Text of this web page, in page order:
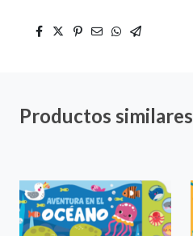
Productos similares